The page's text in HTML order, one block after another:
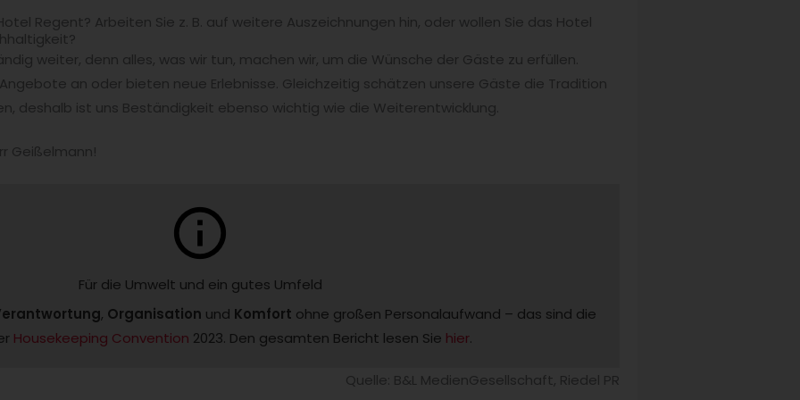
Regent? Arbeiten Sie z. B. auf weitere Auszeichnungen hin, oder wollen Sie das Hotel
weiter, denn alles, was wir tun, machen wir, um die Wünsche der Gäste zu erfüllen.
an oder bieten neue Erlebnisse. Gleichzeitig schätzen unsere Gäste die Tradition
deshalb ist uns Beständigkeit ebenso wichtig wie die Weiterentwicklung.
Geißelmann!
info
Für die Umwelt und ein gutes Umfeld
, Organisation und Komfort ohne großen Personalaufwand – das sind die
Housekeeping Convention 2023. Den gesamten Bericht lesen Sie hier.
Quelle: B&L MedienGesellschaft, Riedel PR